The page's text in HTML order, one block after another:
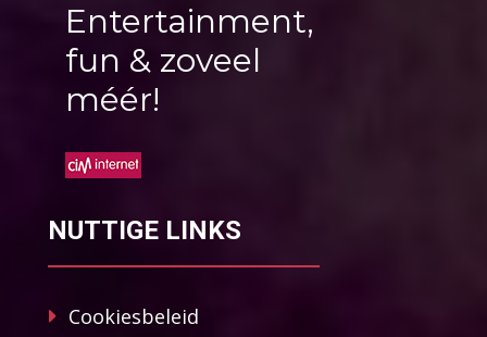
Entertainment,
fun & zoveel
méér!
NUTTIGE LINKS
Cookiesbeleid